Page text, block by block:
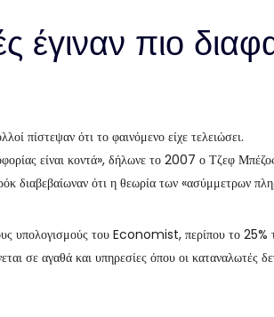
έγιναν πιο
πίστεψαν ότι το φαινόμενο είχε τελειώσει.
είναι κοντά», δήλωνε το 2007 ο Τζεφ
διαβεβαίωναν ότι η θεωρία των «ασύμμετρων
υπολογισμούς του Economist, περίπου το 25%
σε αγαθά και υπηρεσίες όπου οι καταναλωτές